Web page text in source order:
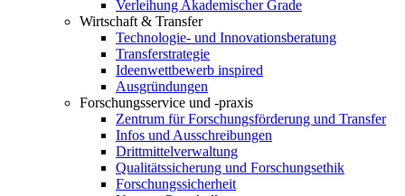
Verleihung Akademischer Grade
Wirtschaft & Transfer
Technologie- und Innovationsberatung
Transferstrategie
Ideenwettbewerb inspired
Ausgründungen
Forschungsservice und -praxis
Zentrum für Forschungsförderung und Transfer
Infos und Ausschreibungen
Drittmittelverwaltung
Qualitätssicherung und Forschungsethik
Forschungssicherheit